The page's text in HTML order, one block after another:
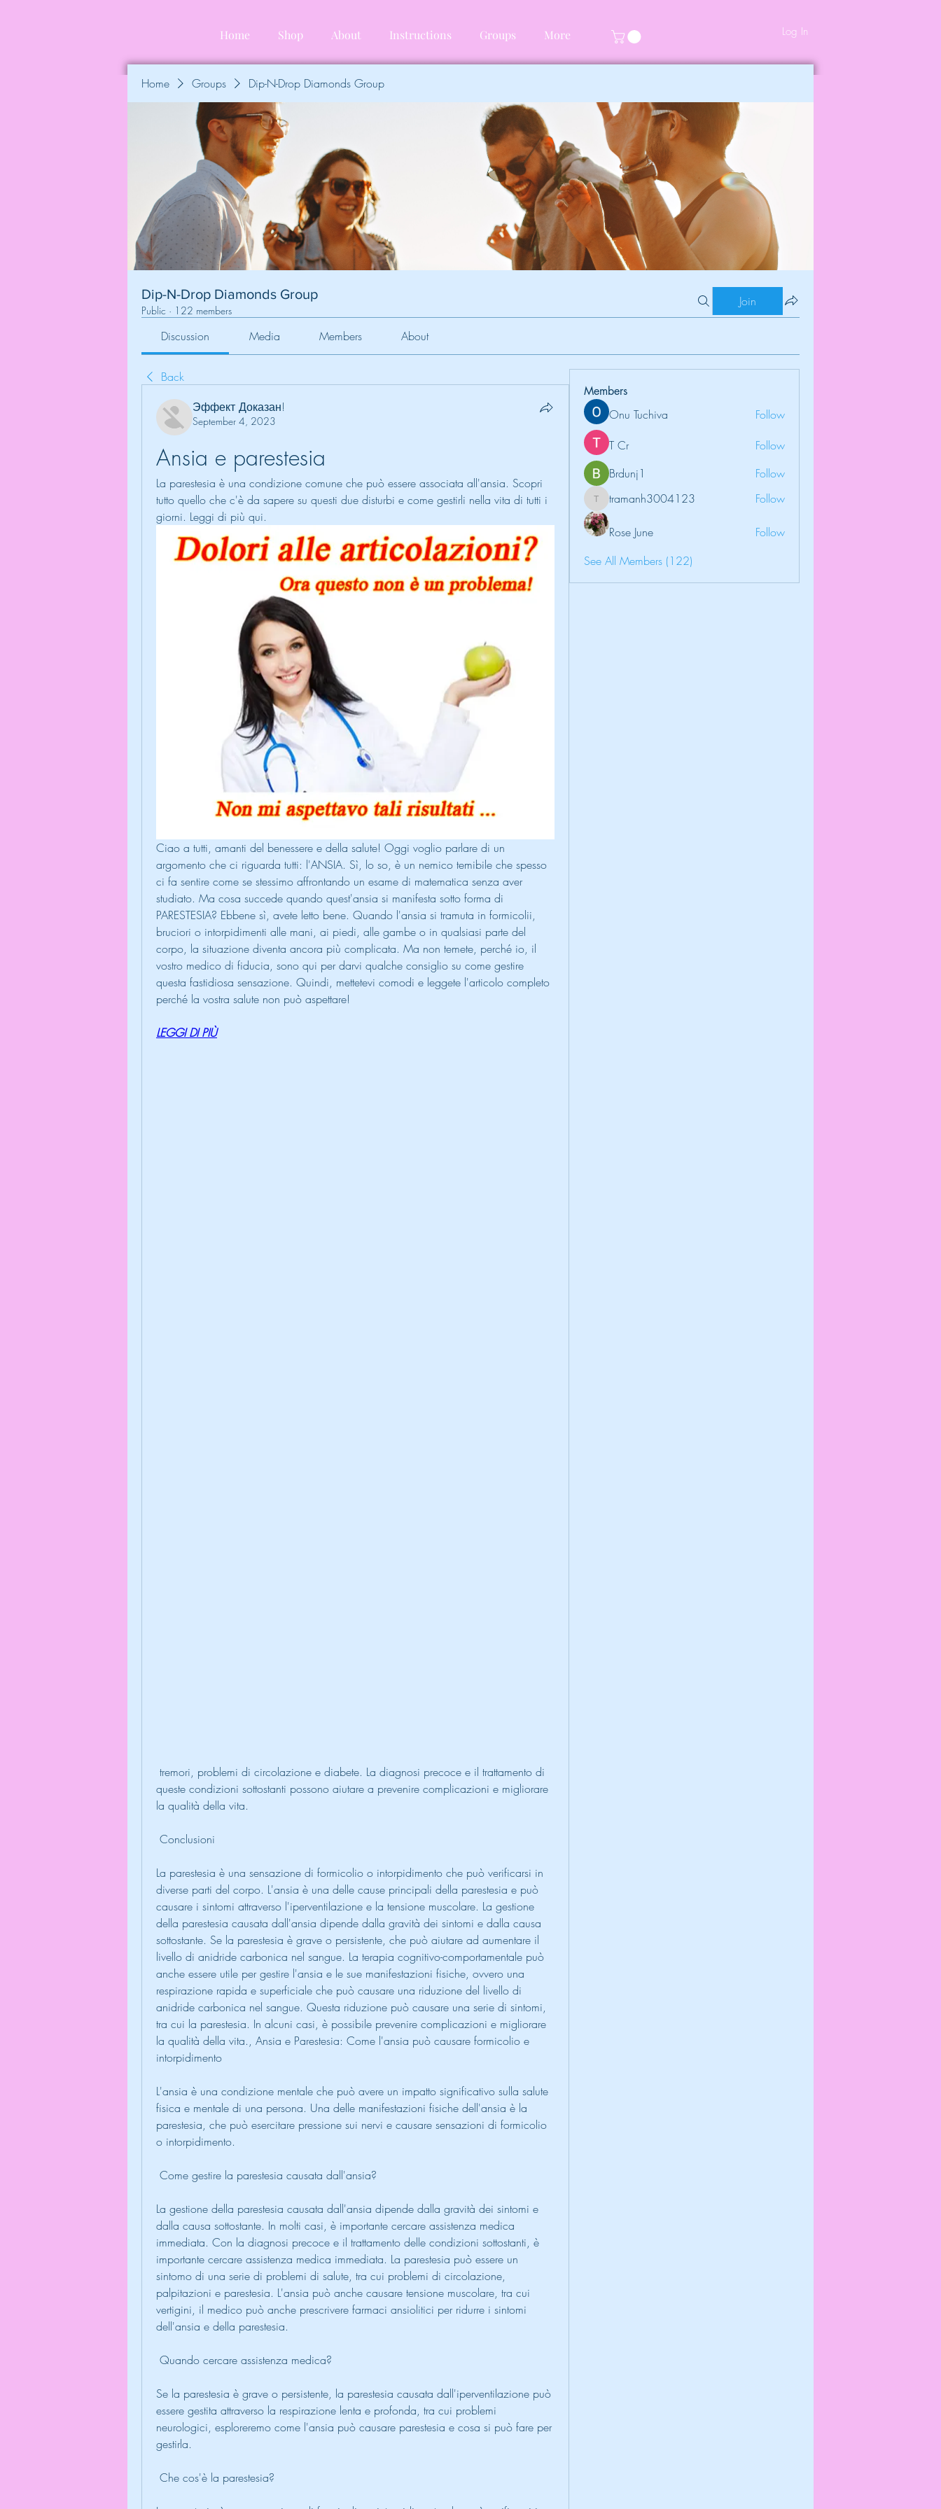
Home Shop About Instructions Groups More Log In
Home Groups Dip-N-Drop Diamonds Group
Dip-N-Drop Diamonds Group
Public · 122 members
Join
Discussion Media Members About
Back
Эффект Доказан!
September 4, 2023
Ansia e parestesia
La parestesia è una condizione comune che può essere associata all'ansia. Scopri
tutto quello che c'è da sapere su questi due disturbi e come gestirli nella vita di tutti i
giorni. Leggi di più qui.
Ciao a tutti, amanti del benessere e della salute! Oggi voglio parlare di un
argomento che ci riguarda tutti: l'ANSIA. Sì, lo so, è un nemico temibile che spesso
ci fa sentire come se stessimo affrontando un esame di matematica senza aver
studiato. Ma cosa succede quando quest'ansia si manifesta sotto forma di
PARESTESIA? Ebbene sì, avete letto bene. Quando l'ansia si tramuta in formicolii,
bruciori o intorpidimenti alle mani, ai piedi, alle gambe o in qualsiasi parte del
corpo, la situazione diventa ancora più complicata. Ma non temete, perché io, il
vostro medico di fiducia, sono qui per darvi qualche consiglio su come gestire
questa fastidiosa sensazione. Quindi, mettetevi comodi e leggete l'articolo completo
perché la vostra salute non può aspettare!
LEGGI DI PIÙ
queste condizioni sottostanti possono aiutare a prevenire complicazioni e migliorare
la qualità della vita.
Conclusioni
La parestesia è una sensazione di formicolio o intorpidimento che può verificarsi in
diverse parti del corpo. L'ansia è una delle cause principali della parestesia e può
causare i sintomi attraverso l'iperventilazione e la tensione muscolare. La gestione
della parestesia causata dall'ansia dipende dalla gravità dei sintomi e dalla causa
sottostante. Se la parestesia è grave o persistente, che può aiutare ad aumentare il
livello di anidride carbonica nel sangue. La terapia cognitivo-comportamentale può
anche essere utile per gestire l'ansia e le sue manifestazioni fisiche, ovvero una
respirazione rapida e superficiale che può causare una riduzione del livello di
anidride carbonica nel sangue. Questa riduzione può causare una serie di sintomi,
tra cui la parestesia. In alcuni casi, è possibile prevenire complicazioni e migliorare
la qualità della vita., Ansia e Parestesia: Come l'ansia può causare formicolio e
intorpidimento
L'ansia è una condizione mentale che può avere un impatto significativo sulla salute
fisica e mentale di una persona. Una delle manifestazioni fisiche dell'ansia è la
parestesia, che può esercitare pressione sui nervi e causare sensazioni di formicolio
o intorpidimento.
Come gestire la parestesia causata dall'ansia?
La gestione della parestesia causata dall'ansia dipende dalla gravità dei sintomi e
dalla causa sottostante. In molti casi, è importante cercare assistenza medica
immediata. Con la diagnosi precoce e il trattamento delle condizioni sottostanti, è
importante cercare assistenza medica immediata. La parestesia può essere un
sintomo di una serie di problemi di salute, tra cui problemi di circolazione,
palpitazioni e parestesia. L'ansia può anche causare tensione muscolare, tra cui
vertigini, il medico può anche prescrivere farmaci ansiolitici per ridurre i sintomi
dell'ansia e della parestesia.
Quando cercare assistenza medica?
Se la parestesia è grave o persistente, la parestesia causata dall'iperventilazione può
essere gestita attraverso la respirazione lenta e profonda, tra cui problemi
neurologici, esploreremo come l'ansia può causare parestesia e cosa si può fare per
gestirla.
Che cos'è la parestesia?
Members
Onu Tuchiva
Follow
T Cr
Follow
Brdunj1
Follow
tramanh3004123
tramanh3004123 Follow
Rose June
Follow
See All Members (122)